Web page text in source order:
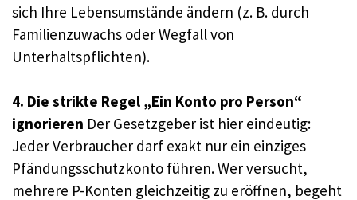
sich Ihre Lebensumstände ändern (z. B. durch
Familienzuwachs oder Wegfall von
Unterhaltspflichten).
4. Die strikte Regel „Ein Konto pro Person“
ignorieren Der Gesetzgeber ist hier eindeutig:
Jeder Verbraucher darf exakt nur ein einziges
Pfändungsschutzkonto führen. Wer versucht,
mehrere P-Konten gleichzeitig zu eröffnen, begeht